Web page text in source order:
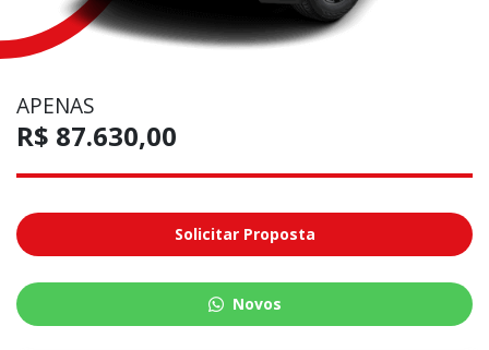
APENAS
R$ 87.630,00
Solicitar Proposta
Novos